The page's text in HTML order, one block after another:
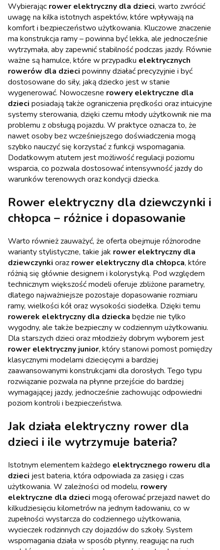
Wybierając rower elektryczny dla dzieci, warto zwrócić
uwagę na kilka istotnych aspektów, które wpływają na
komfort i bezpieczeństwo użytkowania. Kluczowe znaczenie
ma konstrukcja ramy – powinna być lekka, ale jednocześnie
wytrzymała, aby zapewnić stabilność podczas jazdy. Równie
ważne są hamulce, które w przypadku elektrycznych
rowerów dla dzieci powinny działać precyzyjnie i być
dostosowane do siły, jaką dziecko jest w stanie
wygenerować. Nowoczesne rowery elektryczne dla
dzieci posiadają także ograniczenia prędkości oraz intuicyjne
systemy sterowania, dzięki czemu młody użytkownik nie ma
problemu z obsługą pojazdu. W praktyce oznacza to, że
nawet osoby bez wcześniejszego doświadczenia mogą
szybko nauczyć się korzystać z funkcji wspomagania.
Dodatkowym atutem jest możliwość regulacji poziomu
wsparcia, co pozwala dostosować intensywność jazdy do
warunków terenowych oraz kondycji dziecka.
Rower elektryczny dla dziewczynki i
chłopca – różnice i dopasowanie
Warto również zauważyć, że oferta obejmuje różnorodne
warianty stylistyczne, takie jak rower elektryczny dla
dziewczynki oraz rower elektryczny dla chłopca, które
różnią się głównie designem i kolorystyką. Pod względem
technicznym większość modeli oferuje zbliżone parametry,
dlatego najważniejsze pozostaje dopasowanie rozmiaru
ramy, wielkości kół oraz wysokości siodełka. Dzięki temu
rowerek elektryczny dla dziecka będzie nie tylko
wygodny, ale także bezpieczny w codziennym użytkowaniu.
Dla starszych dzieci oraz młodzieży dobrym wyborem jest
rower elektryczny junior, który stanowi pomost pomiędzy
klasycznymi modelami dziecięcymi a bardziej
zaawansowanymi konstrukcjami dla dorosłych. Tego typu
rozwiązanie pozwala na płynne przejście do bardziej
wymagającej jazdy, jednocześnie zachowując odpowiedni
poziom kontroli i bezpieczeństwa.
Jak działa elektryczny rower dla
dzieci i ile wytrzymuje bateria?
Istotnym elementem każdego elektrycznego roweru dla
dzieci jest bateria, która odpowiada za zasięg i czas
użytkowania. W zależności od modelu, rowery
elektryczne dla dzieci mogą oferować przejazd nawet do
kilkudziesięciu kilometrów na jednym ładowaniu, co w
zupełności wystarcza do codziennego użytkowania,
wycieczek rodzinnych czy dojazdów do szkoły. System
wspomagania działa w sposób płynny, reagując na ruch